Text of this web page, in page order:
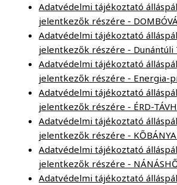
Adatvédelmi tájékoztató
jelentkezők részére -
Adatvédelmi tájékoztató
jelentkezők részére - Dunántúli
Adatvédelmi tájékoztató
jelentkezők részére - Energia-
Adatvédelmi tájékoztató
jelentkezők részére - ÉRD-
Adatvédelmi tájékoztató
jelentkezők részére -
Adatvédelmi tájékoztató
jelentkezők részére -
Adatvédelmi tájékoztató